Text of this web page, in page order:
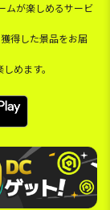
ムが楽しめるサービ
得した景品をお届
めます。